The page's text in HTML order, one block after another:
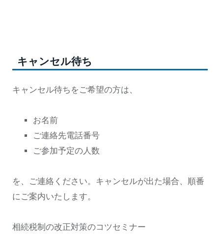
キャンセル待ち
キャンセル待ちをご希望の方は、
お名前
ご連絡先電話番号
ご参加予定の人数
を、ご連絡ください。キャンセルが出た場合、順番
にご案内いたします。
相続税制の改正対策のコツセミナー